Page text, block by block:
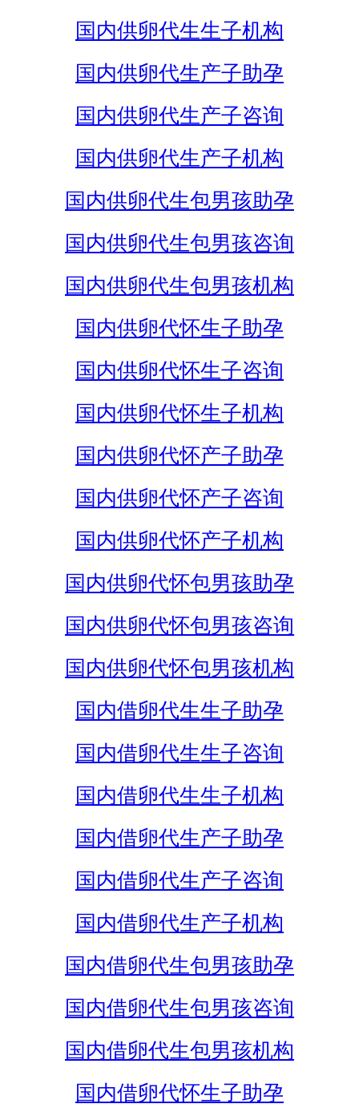
国内供卵代生生子机构
国内供卵代生产子助孕
国内供卵代生产子咨询
国内供卵代生产子机构
国内供卵代生包男孩助孕
国内供卵代生包男孩咨询
国内供卵代生包男孩机构
国内供卵代怀生子助孕
国内供卵代怀生子咨询
国内供卵代怀生子机构
国内供卵代怀产子助孕
国内供卵代怀产子咨询
国内供卵代怀产子机构
国内供卵代怀包男孩助孕
国内供卵代怀包男孩咨询
国内供卵代怀包男孩机构
国内借卵代生生子助孕
国内借卵代生生子咨询
国内借卵代生生子机构
国内借卵代生产子助孕
国内借卵代生产子咨询
国内借卵代生产子机构
国内借卵代生包男孩助孕
国内借卵代生包男孩咨询
国内借卵代生包男孩机构
国内借卵代怀生子助孕